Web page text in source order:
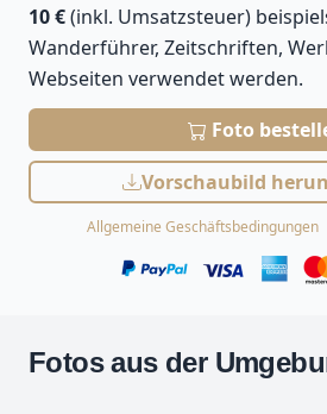
10 €(inkl. Umsatzsteuer)
Wanderführer, Zeitschriften,
Webseiten verwendet werden.
Foto
Vorschaubild
Allgemeine Geschäftsbedingungen
Fotos aus der